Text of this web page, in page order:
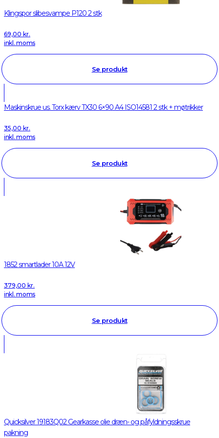
Klingspor slibesvampe P120 2 stk
69,00 kr.
inkl. moms
Se produkt
Maskinskrue us. Torx kærv TX30 6×90 A4 ISO14581 2 stk + møtrikker
35,00 kr.
inkl. moms
Se produkt
1852 smartlader 10A 12V
379,00 kr.
inkl. moms
Se produkt
Quicksilver 19183Q02 Gearkasse olie dræn- og påfyldningsskrue
pakning